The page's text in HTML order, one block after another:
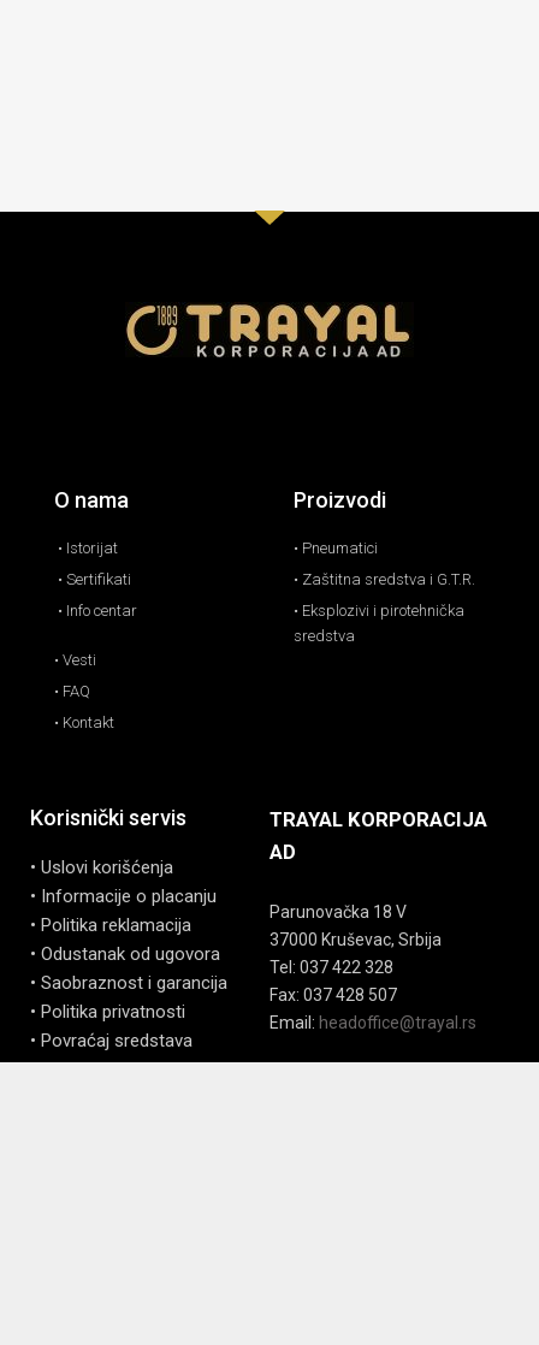
O nama
• Istorijat
• Sertifikati
• Info centar
• Vesti
• FAQ
• Kontakt
Proizvodi
• Pneumatici
• Zaštitna sredstva i G.T.R.
• Eksplozivi i pirotehnička
sredstva
Korisnički servis
• Uslovi korišćenja
• Informacije o placanju
• Politika reklamacija
• Odustanak od ugovora
• Saobraznost i garancija
• Politika privatnosti
• Povraćaj sredstava
TRAYAL KORPORACIJA
AD
Parunovačka 18 V
37000 Kruševac, Srbija
Tel: 037 422 328
Fax: 037 428 507
Email: headoffice@trayal.rs